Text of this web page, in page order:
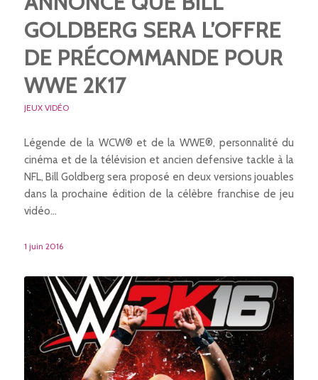
GOLDBERG SERA L’OFFRE
DE PRÉCOMMANDE POUR
WWE 2K17
JEUX VIDÉO
Légende de la WCW® et de la WWE®, personnalité du
cinéma et de la télévision et ancien defensive tackle à la
NFL, Bill Goldberg sera proposé en deux versions jouables
dans la prochaine édition de la célèbre franchise de jeu
vidéo…
1 juin 2016